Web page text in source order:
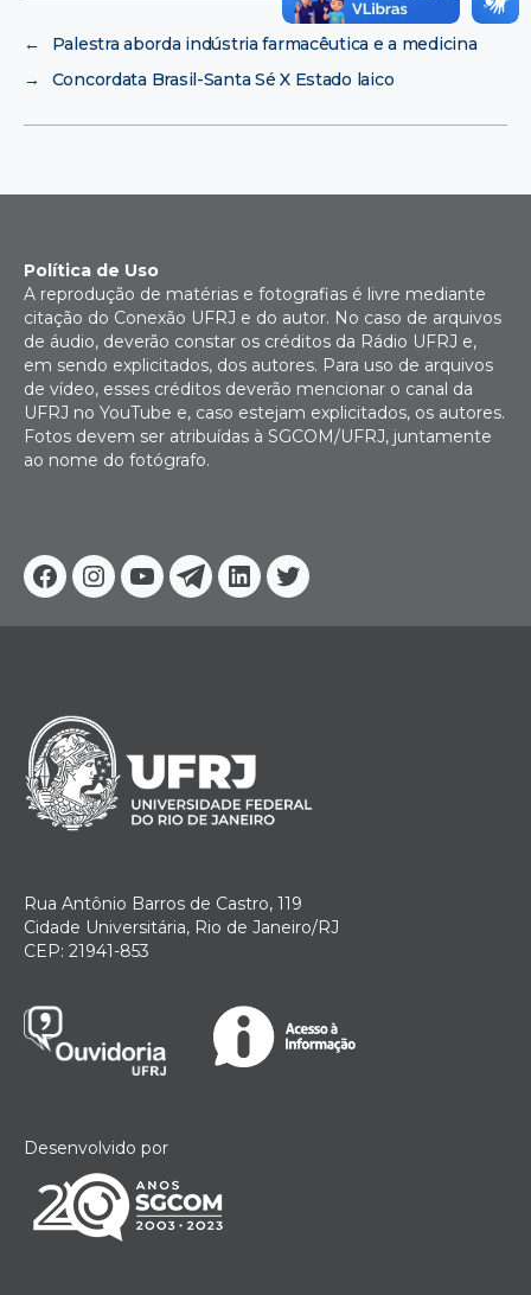
←
Palestra aborda indústria farmacêutica e a medicina
→
Concordata Brasil-Santa Sé X Estado laico
Facebook
Instagram
YoutubeTelegram
Linkedin
Twitter
Política de Uso
A reprodução de matérias e fotografias é livre mediante
citação do Conexão UFRJ e do autor. No caso de arquivos
de áudio, deverão constar os créditos da Rádio UFRJ e,
em sendo explicitados, dos autores. Para uso de arquivos
de vídeo, esses créditos deverão mencionar o canal da
UFRJ no YouTube e, caso estejam explicitados, os autores.
Fotos devem ser atribuídas à SGCOM/UFRJ, juntamente
ao nome do fotógrafo.
Rua Antônio Barros de Castro, 119
Cidade Universitária, Rio de Janeiro/RJ
CEP: 21941-853
Desenvolvido por